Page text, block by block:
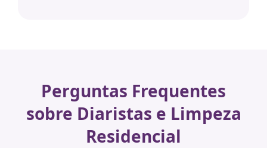
Perguntas Frequentes
sobre Diaristas e Limpeza
Residencial